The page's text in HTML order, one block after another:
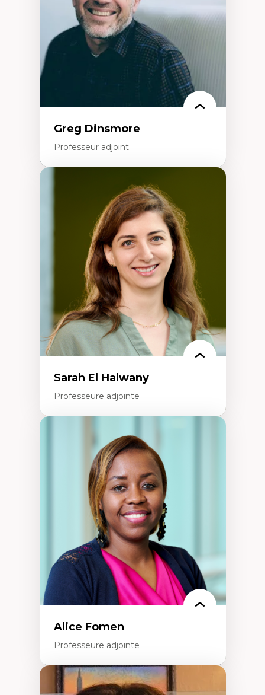
Éducation inclusive
Formation à l’enseignement en contexte
francophone minoritaire
Identité linguistique et culturelle
Recherche-action et approches
participatives
Leadership éducatif et pratiques réflexives
Éducation durable et bien-être en
Greg Dinsmore
Professeur adjoint
Fragmentation des auditoires médiatiques
Analyse multi-plateforme des auditoires
médiatiques
Analyse des comportements numériques à
travers les données massives et l’IA
Recherche quantitative et qualitative sur
les auditoires médiatiques
Épistémologie des techniques de recherche
numérique et l’IA
Théorie des droits de la personne
La pensée politique d’Hannah Arendt
La pensée politique à l’ère numérique
Justice internationale et normes
internationales
Sarah El Halwany
Professeure adjointe
Les apports pédagogiques des théories de
l'affect, du posthumanisme, du féminisme
dans l'éducation aux sciences
L'apprentissage des sciences/STIM dans une
perspective socioécologique de care
L’insertion professionnelle des
enseignant.e.s
Alice Fomen
Professeure adjointe
Expertises